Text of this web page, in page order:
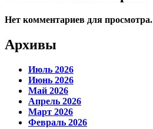
Нет комментариев для просмотра.
Архивы
Июль 2026
Июнь 2026
Май 2026
Апрель 2026
Март 2026
Февраль 2026